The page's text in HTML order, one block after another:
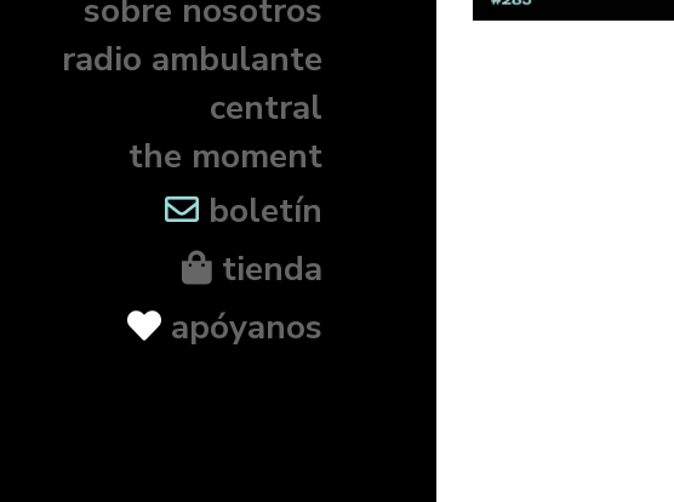
sobre nosotros
radio ambulante
central
the moment
boletín
tienda
apóyanos